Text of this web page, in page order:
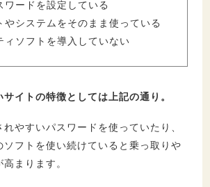
ワードを設定している
やシステムをそのまま使っている
ィソフトを導入していない
イトの特徴としては上記の通り。
やすいパスワードを使っていたり、
ソフトを使い続けていると乗っ取りや
まります。